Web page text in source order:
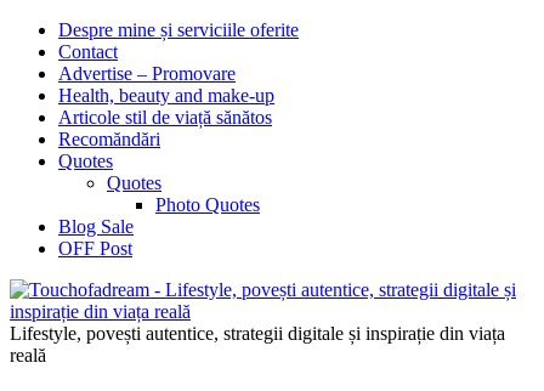
Despre mine și serviciile oferite
Contact
Advertise – Promovare
Health, beauty and make-up
Articole stil de viață sănătos
Recomăndări
Quotes
Quotes
Photo Quotes
Blog Sale
OFF Post
Lifestyle, povești autentice, strategii digitale și inspirație din viața
reală